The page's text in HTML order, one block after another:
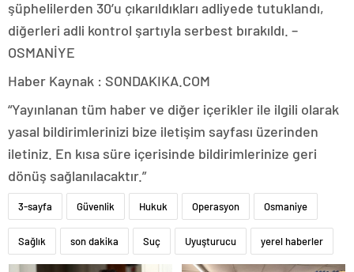
şüphelilerden 30’u çıkarıldıkları adliyede tutuklandı,
diğerleri adli kontrol şartıyla serbest bırakıldı. –
OSMANİYE
Haber Kaynak : SONDAKIKA.COM
“Yayınlanan tüm haber ve diğer içerikler ile ilgili olarak
yasal bildirimlerinizi bize iletişim sayfası üzerinden
iletiniz. En kısa süre içerisinde bildirimlerinize geri
dönüş sağlanılacaktır.”
3-sayfa Güvenlik Hukuk Operasyon Osmaniye
Sağlık son dakika Suç Uyuşturucu yerel haberler